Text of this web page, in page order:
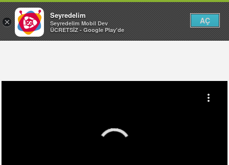
×
Seyredelim
Seyredelim Mobil Dev
ÜCRETSİZ - Google Play'de
AÇ